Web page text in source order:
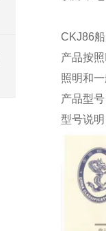
CKJ86
产品按
照明和
产品型
型号说